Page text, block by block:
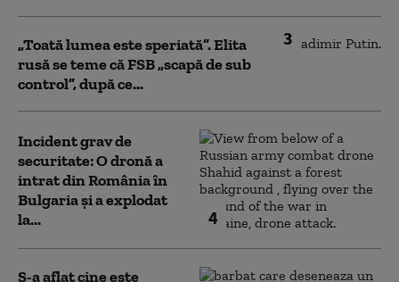
3
„Toată lumea este speriată”. Elita
rusă se teme că FSB „scapă de sub
control”, după ce...
4
Incident grav de
securitate: O dronă a
intrat din România în
Bulgaria şi a explodat
la...
S-a aflat cine este